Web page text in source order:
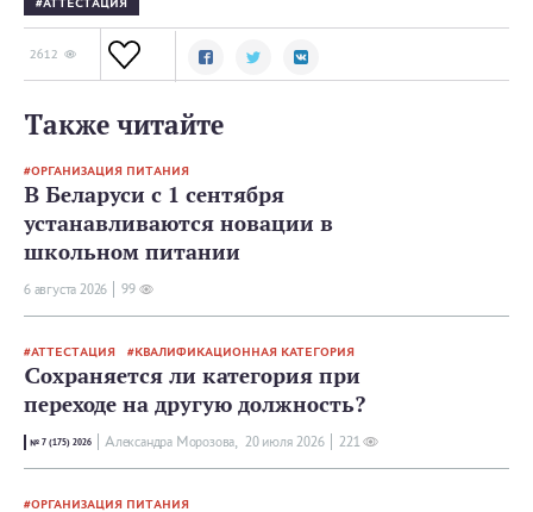
АТТЕСТАЦИЯ
2612
Также читайте
ОРГАНИЗАЦИЯ ПИТАНИЯ
В Беларуси с 1 сентября
устанавливаются новации в
школьном питании
6 августа 2026 99
АТТЕСТАЦИЯ КВАЛИФИКАЦИОННАЯ КАТЕГОРИЯ
Сохраняется ли категория при
переходе на другую должность?
№ 7 (175) 2026 Александра Морозова, 20 июля 2026 221
ОРГАНИЗАЦИЯ ПИТАНИЯ